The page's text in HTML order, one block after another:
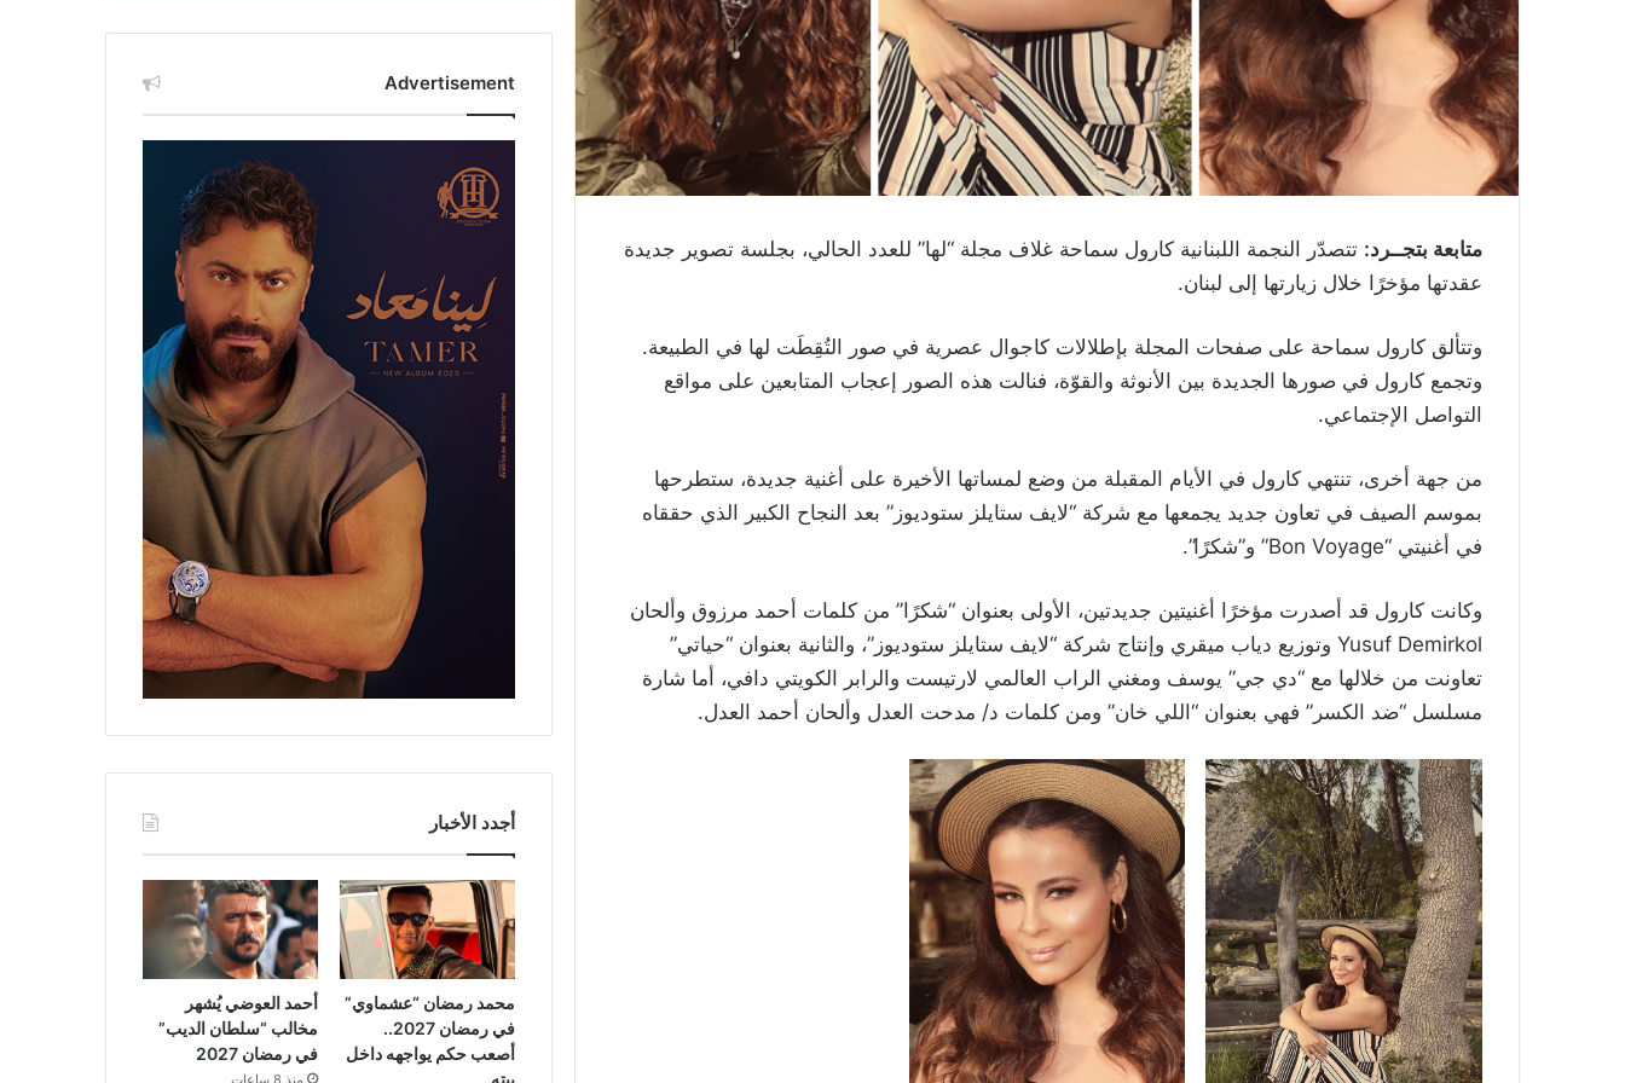
متابعة بتجــرد: تتصدّر النجمة اللبنانية كارول سماحة غلاف مجلة “لها” للعدد الحالي، بجلسة تصوير جديدة
عقدتها مؤخرًا خلال زيارتها إلى لبنان.
وتتألق كارول سماحة على صفحات المجلة بإطلالات كاجوال عصرية في صور التُقِطَت لها في الطبيعة.
وتجمع كارول في صورها الجديدة بين الأنوثة والقوّة، فنالت هذه الصور إعجاب المتابعين على مواقع
التواصل الإجتماعي.
من جهة أخرى، تنتهي كارول في الأيام المقبلة من وضع لمساتها الأخيرة على أغنية جديدة، ستطرحها
بموسم الصيف في تعاون جديد يجمعها مع شركة “لايف ستايلز ستوديوز” بعد النجاح الكبير الذي حققاه
في أغنيتي “Bon Voyage” و”شكرًا”.
وكانت كارول قد أصدرت مؤخرًا أغنيتين جديدتين، الأولى بعنوان “شكرًا” من كلمات أحمد مرزوق وألحان
Yusuf Demirkol وتوزيع دياب ميقري وإنتاج شركة “لايف ستايلز ستوديوز”، والثانية بعنوان “حياتي”
تعاونت من خلالها مع “دي جي” يوسف ومغني الراب العالمي لارتيست والرابر الكويتي دافي، أما شارة
مسلسل “ضد الكسر” فهي بعنوان “اللي خان” ومن كلمات د/ مدحت العدل وألحان أحمد العدل.
Advertisement
أجدد الأخبار
محمد رمضان “عشماوي”
في رمضان 2027..
أصعب حكم يواجهه داخل
بيته
أحمد العوضي يُشهر
مخالب “سلطان الديب”
في رمضان 2027
منذ 8 ساعات